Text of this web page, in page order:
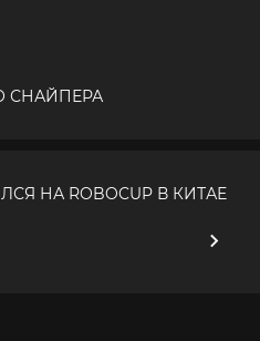
СНАЙПЕРА
НА ROBOCUP В КИТАЕ